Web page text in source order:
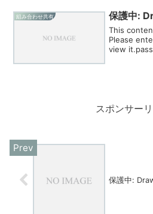
組み合わせ共有 保護中:
This
Please
view
スポンサー
保護中: